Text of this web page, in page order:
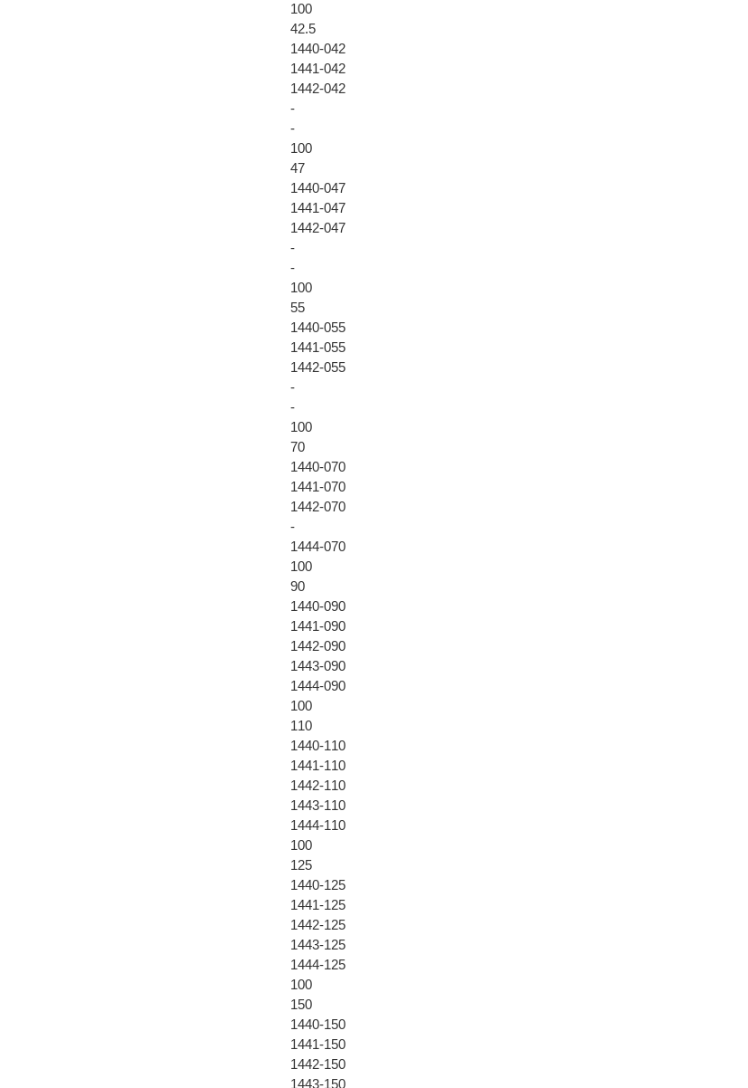
100
42.5
1440-042
1441-042
1442-042
-
-
100
47
1440-047
1441-047
1442-047
-
-
100
55
1440-055
1441-055
1442-055
-
-
100
70
1440-070
1441-070
1442-070
-
1444-070
100
90
1440-090
1441-090
1442-090
1443-090
1444-090
100
110
1440-110
1441-110
1442-110
1443-110
1444-110
100
125
1440-125
1441-125
1442-125
1443-125
1444-125
100
150
1440-150
1441-150
1442-150
1443-150